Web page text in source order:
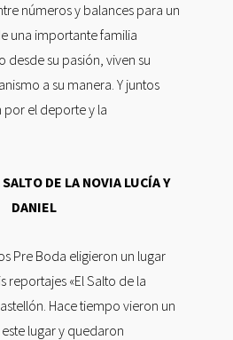
números y balances para un
una importante familia
desde su pasión, viven su
a su manera. Y juntos
el deporte y la
DE LA NOVIA LUCÍA Y
DANIEL
Pre Boda eligieron un lugar
reportajes «El Salto de la
Hace tiempo vieron un
lugar y quedaron